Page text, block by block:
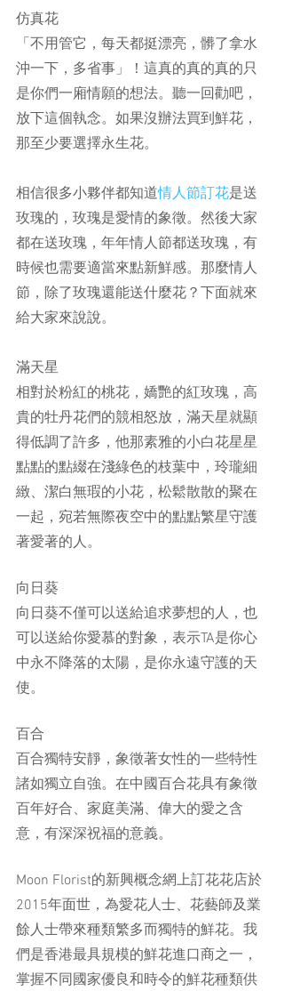
仿真花
「不用管它，每天都挺漂亮，髒了拿水
沖一下，多省事」！這真的真的真的只
是你們一廂情願的想法。聽一回勸吧，
放下這個執念。如果沒辦法買到鮮花，
那至少要選擇永生花。
相信很多小夥伴都知道情人節訂花是送
玫瑰的，玫瑰是愛情的象徵。然後大家
都在送玫瑰，年年情人節都送玫瑰，有
時候也需要適當來點新鮮感。那麼情人
節，除了玫瑰還能送什麼花？下面就來
給大家來說說。
滿天星
相對於粉紅的桃花，嬌艷的紅玫瑰，高
貴的牡丹花們的競相怒放，滿天星就顯
得低調了許多，他那素雅的小白花星星
點點的點綴在淺綠色的枝葉中，玲瓏細
緻、潔白無瑕的小花，松鬆散散的聚在
一起，宛若無際夜空中的點點繁星守護
著愛著的人。
向日葵
向日葵不僅可以送給追求夢想的人，也
可以送給你愛慕的對象，表示TA是你心
中永不降落的太陽，是你永遠守護的天
使。
百合
百合獨特安靜，象徵著女性的一些特性
諸如獨立自強。在中國百合花具有象徵
百年好合、家庭美滿、偉大的愛之含
意，有深深祝福的意義。
Moon Florist的新興概念網上訂花花店於
2015年面世，為愛花人士、花藝師及業
餘人士帶來種類繁多而獨特的鮮花。我
們是香港最具規模的鮮花進口商之一，
掌握不同國家優良和時令的鮮花種類供